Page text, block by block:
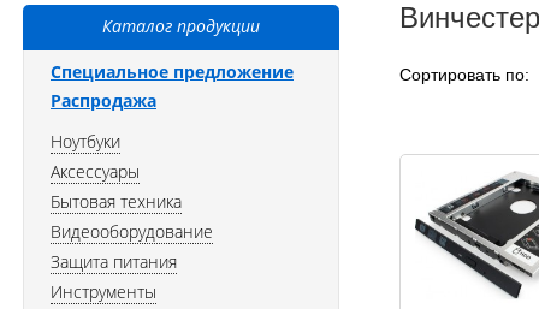
Сортировать
Каталог продукции
Специальное предложение
Распродажа
Ноутбуки
Аксессуары
Бытовая техника
Видеооборудование
Защита питания
Инструменты